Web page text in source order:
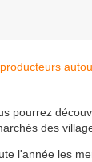
pourrez
des
l'année les